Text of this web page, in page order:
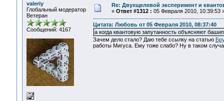
valeriy
Глобальный модератор
Ветеран
Сообщений: 4167
Re: Двухщелевой эксперимент и
« Ответ #1312 : 05 Февраля 2010, 10:39:53
Цитата: Любовь от 05 Февраля 2010, 08:37:40
а когда квантовую запутанность объясняют
Зачем дело стало? Даю тебе ссылку на статью
работы Мигуса. Ему тоже слабо? Ну в таком